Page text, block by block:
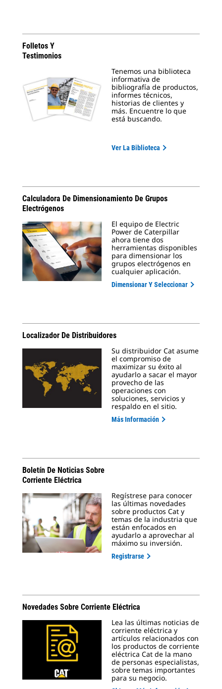
Folletos Y
Testimonios
Tenemos una biblioteca
informativa de
bibliografía de productos,
informes técnicos,
historias de clientes y
más. Encuentre lo que
está buscando.
Ver La Biblioteca
Calculadora De Dimensionamiento De Grupos
Electrógenos
El equipo de Electric
Power de Caterpillar
ahora tiene dos
herramientas disponibles
para dimensionar los
grupos electrógenos en
cualquier aplicación.
Dimensionar Y Seleccionar
Localizador De Distribuidores
Su distribuidor Cat asume
el compromiso de
maximizar su éxito al
ayudarlo a sacar el mayor
provecho de las
operaciones con
soluciones, servicios y
respaldo en el sitio.
Más Información
Boletín De Noticias Sobre
Corriente Eléctrica
Regístrese para conocer
las últimas novedades
sobre productos Cat y
temas de la industria que
están enfocados en
ayudarlo a aprovechar al
máximo su inversión.
Registrarse
Novedades Sobre Corriente Eléctrica
Lea las últimas noticias de
corriente eléctrica y
artículos relacionados con
los productos de corriente
eléctrica Cat de la mano
de personas especialistas,
sobre temas importantes
para su negocio.